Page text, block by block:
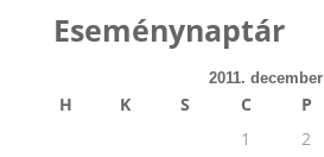
Eseménynaptár
2011. december
H K S C P
1
2